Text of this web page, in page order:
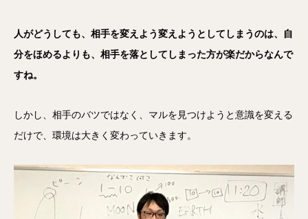
人がどうしても、相手を変えよう変えようとしてしまうのは、自
分をほめるよりも、相手を落としてしまった方が楽だからなんで
すね。
しかし、相手のバツではなく、マルを見つけようと意識を変える
だけで、環境は大きく変わっていきます。